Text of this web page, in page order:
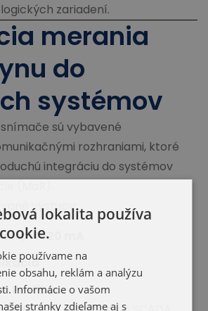
zariadení.
merania
do
systémov
sú vybavené
rozhraniami, ktoré
integráciu do systémov
(MaR).
výstupy:
4–20 mA
Profibus
lokalita používa
používame na
obsahu, reklám a analýzu
Informácie o vašom
stránky zdieľame aj s